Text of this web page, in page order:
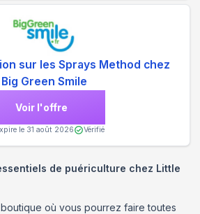
sur les Sprays Method chez
Big Green Smile
Voir l'offre
le 31 août 2026 Vérifié
de puériculture chez Little
où vous pourrez faire toutes